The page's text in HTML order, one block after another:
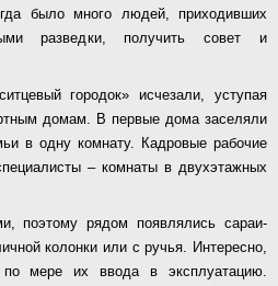
было много людей, приходивших
разведки, получить совет и
городок» исчезали, уступая
домам. В первые дома заселяли
в одну комнату. Кадровые рабочие
– комнаты в двухэтажных
поэтому рядом появлялись сараи-
колонки или с ручья. Интересно,
мере их ввода в эксплуатацию.